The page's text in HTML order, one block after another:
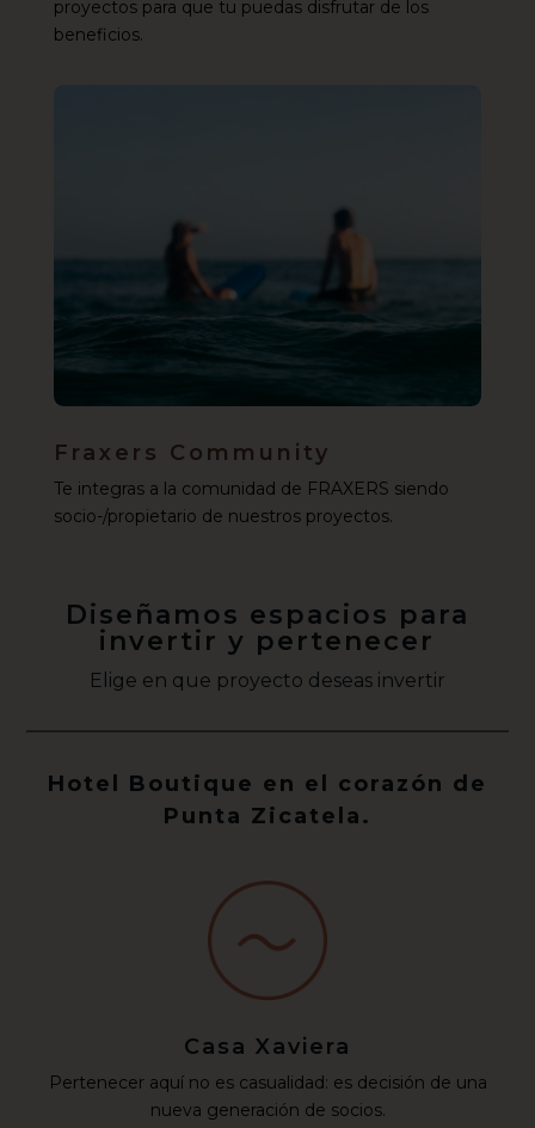
proyectos para que tu puedas disfrutar de los
beneficios.
Fraxers Community
Te integras a la comunidad de FRAXERS siendo
socio-/propietario de nuestros proyectos.
Diseñamos espacios para
invertir y pertenecer
Elige en que proyecto deseas invertir
Hotel Boutique en el corazón de
Punta Zicatela.
Casa Xaviera
Pertenecer aquí no es casualidad: es decisión de una
nueva generación de socios.